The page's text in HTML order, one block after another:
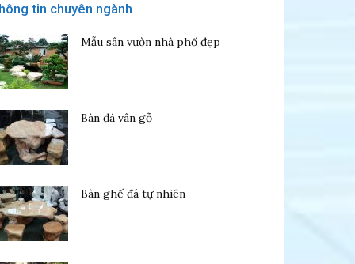
tin chuyên ngành
Mẫu sân vườn nhà phố đẹp
Bàn đá vân gỗ
Bàn ghế đá tự nhiên